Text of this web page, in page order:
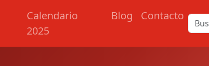
Calendario
2025
Blog Contacto